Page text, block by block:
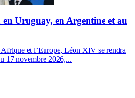
Uruguay, en Argentine et au
et l’Europe, Léon XIV se rendra
17 novembre 2026,...